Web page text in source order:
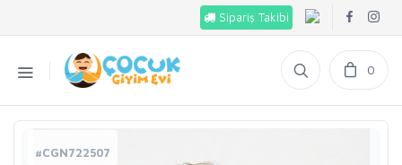
Sipariş Takibi
0
#CGN722507